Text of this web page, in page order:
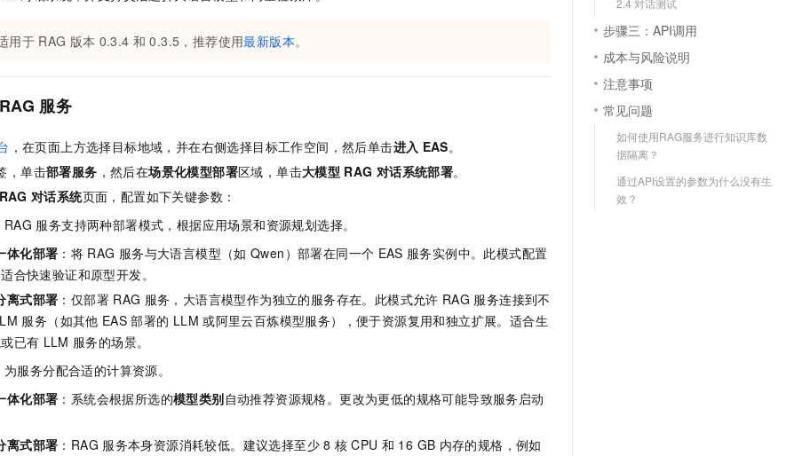
用于 RAG 版本 0.3.4 和 0.3.5，推荐使用最新版本。
RAG 服务
，在页面上方选择目标地域，并在右侧选择目标工作空间，然后单击进入 EAS。
，单击部署服务 ，然后在场景化模型部署区域，单击大模型 RAG 对话系统部署。
RAG 对话系统页面，配置如下关键参数：
RAG 服务支持两种部署模式，根据应用场景和资源规划选择。
体化部署 ：将 RAG 服务与大语言模型（如 Qwen）部署在同一个 EAS 服务实例中。此模式配置
合快速验证和原型开发。
离式部署 ：仅部署 RAG 服务，大语言模型作为独立的服务存在。此模式允许 RAG 服务连接到不
服务（如其他 EAS 部署的 LLM 或阿里云百炼模型服务），便于资源复用和独立扩展。适合生
已有 LLM 服务的场景。
为服务分配合适的计算资源。
体化部署 ：系统会根据所选的模型类别自动推荐资源规格。更改为更低的规格可能导致服务启动
离式部署 ：RAG 服务本身资源消耗较低。建议选择至少 8 核 CPU 和 16 GB 内存的规格，例如
2.4 对话测试
步骤三：API调用
成本与风险说明
注意事项
常见问题
如何使用RAG服务进行知识库数
据隔离？
通过API设置的参数为什么没有生
效？
态智能体模型
视觉 Coding、空间感知、多模态思考等全面升级
旗舰 MoE 大模型，百万上下文与顶尖推理能力
Cosyvoice-V3-Flash
Fun-ASR
个人版上线、团队版降价；千问3.8-Max首发发尝鲜
的模型效果
新一代 AI 视频生成模型，深度适配广告营销等场景
AI 应用构建
大模型服务平台百炼-应用模版
丰富多元化的应用模版和解决方案
大模型服务平台百炼-智能体
灵活可视化地构建企业级 Agent
人工智能平台 PAI
大模型原生应用
面向真实软件的智能体编程平台
万有无界
秒悟
NEW
AI 应用 10分钟微调：让0.6B模型媲美235B模型 多模态数据信息提取
容器服务 Kubernetes 版 ACK
享
个月
万小智 AI 建站低至 15元/月
智能客服
自动承接线索、识别商机，让客服更高效、服务更出色。
上云场景组合购
云聚AI 严选权益
AI 用量加速计划
新老同享，达量后返
（旗舰版）
案
ERP
CRM
400电话
广告营销
SUSE
模板小程序
建站系统
SSL 证书
合作计划